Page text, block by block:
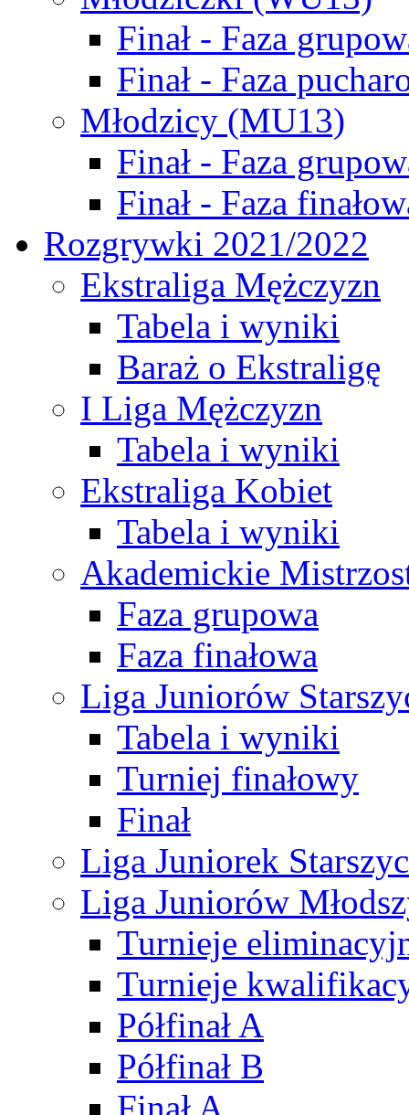
Finał - Faza
Finał - Faza
Młodzicy (MU13)
Finał - Faza
Finał - Faza
Rozgrywki 2021/2022
Ekstraliga Mężczyzn
Tabela i wyniki
Baraż o Ekstraligę
I Liga Mężczyzn
Tabela i wyniki
Ekstraliga Kobiet
Tabela i wyniki
Akademickie
Faza grupowa
Faza finałowa
Liga Juniorów
Tabela i wyniki
Turniej finałowy
Finał
Liga Juniorek
Liga Juniorów
Turnieje
Turnieje
Półfinał A
Półfinał B
Finał A